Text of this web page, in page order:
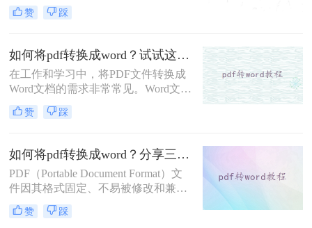
行编辑和修改。然而，不同方法的转
换效果和适用场景各不相同。那么如
常用的PDF转Word方法，帮助您根据
实际需求选择最合适的方式。
赞 踩
如何将pdf转换成word？试试这3种实用方法!
在工作和学习中，将PDF文件转换成
Word文档的需求非常常见。Word文档
具有更强的编辑和排版功能，便于修
改和分享。那么如何将pdf转换成word
转换成Word的方法。
赞 踩
如何将pdf转换成word？分享三种实用方法详解！
PDF（Portable Document Format）文
件因其格式固定、不易被修改和兼容
性强等特点，在文档传输和存储中得
到了广泛应用。然而，在某些情况
赞 踩